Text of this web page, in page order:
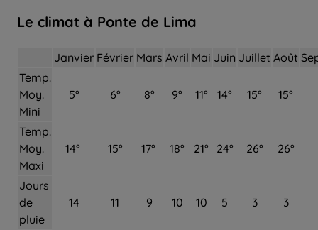
Le climat à Ponte de Lima
Janvier Février Mars Avril Mai Juin Juillet Août
Temp.
Moy.
Mini
5° 6° 8° 9° 11° 14° 15° 15°
Temp.
Moy.
Maxi
14° 15° 17° 18° 21° 24° 26° 26°
Jours
de
pluie
14 11 9 10 10 5 3 3